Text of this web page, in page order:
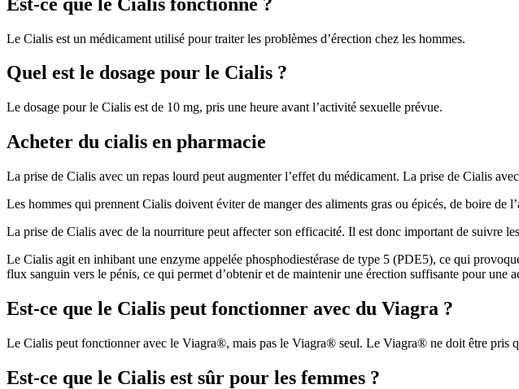
Le Cialis est un médicament utilisé pour traiter les problèmes d’érection chez les hommes.
Quel est le dosage pour le Cialis ?
Le dosage pour le Cialis est de 10 mg, pris une heure avant l’activité sexuelle prévue.
Acheter du cialis en pharmacie
La prise de Cialis avec un repas lourd peut augmenter l’effet du médicament. La prise de Cialis
Les hommes qui prennent Cialis doivent éviter de manger des aliments gras ou épicés, de boire de
La prise de Cialis avec de la nourriture peut affecter son efficacité. Il est donc important de suivre
Le Cialis agit en inhibant une enzyme appelée phosphodiestérase de type 5 (PDE5), ce qui
flux sanguin vers le pénis, ce qui permet d’obtenir et de maintenir une érection suffisante pour une
Est-ce que le Cialis peut fonctionner avec du Viagra ?
Le Cialis peut fonctionner avec le Viagra®, mais pas le Viagra® seul. Le Viagra® ne doit être pris
Est-ce que le Cialis est sûr pour les femmes ?